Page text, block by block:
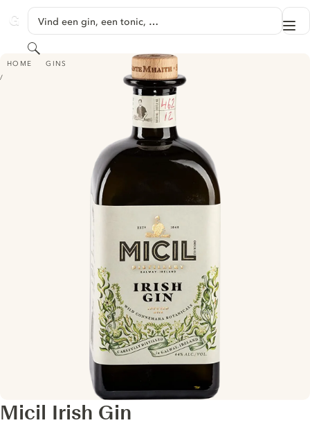
GINVENTORY
Vind een gin, een tonic, …
Zoeken
HOME GINS
MICIL IRISH GIN
Micil Irish Gin